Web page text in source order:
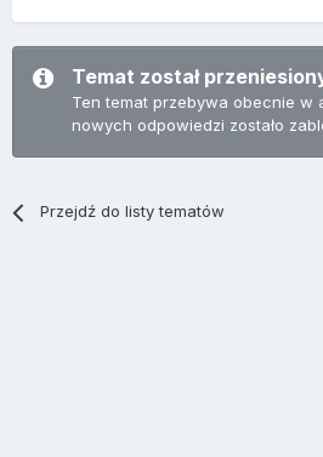
Temat został
Ten temat przebywa obecnie w
nowych odpowiedzi zostało
Przejdź do listy tematów